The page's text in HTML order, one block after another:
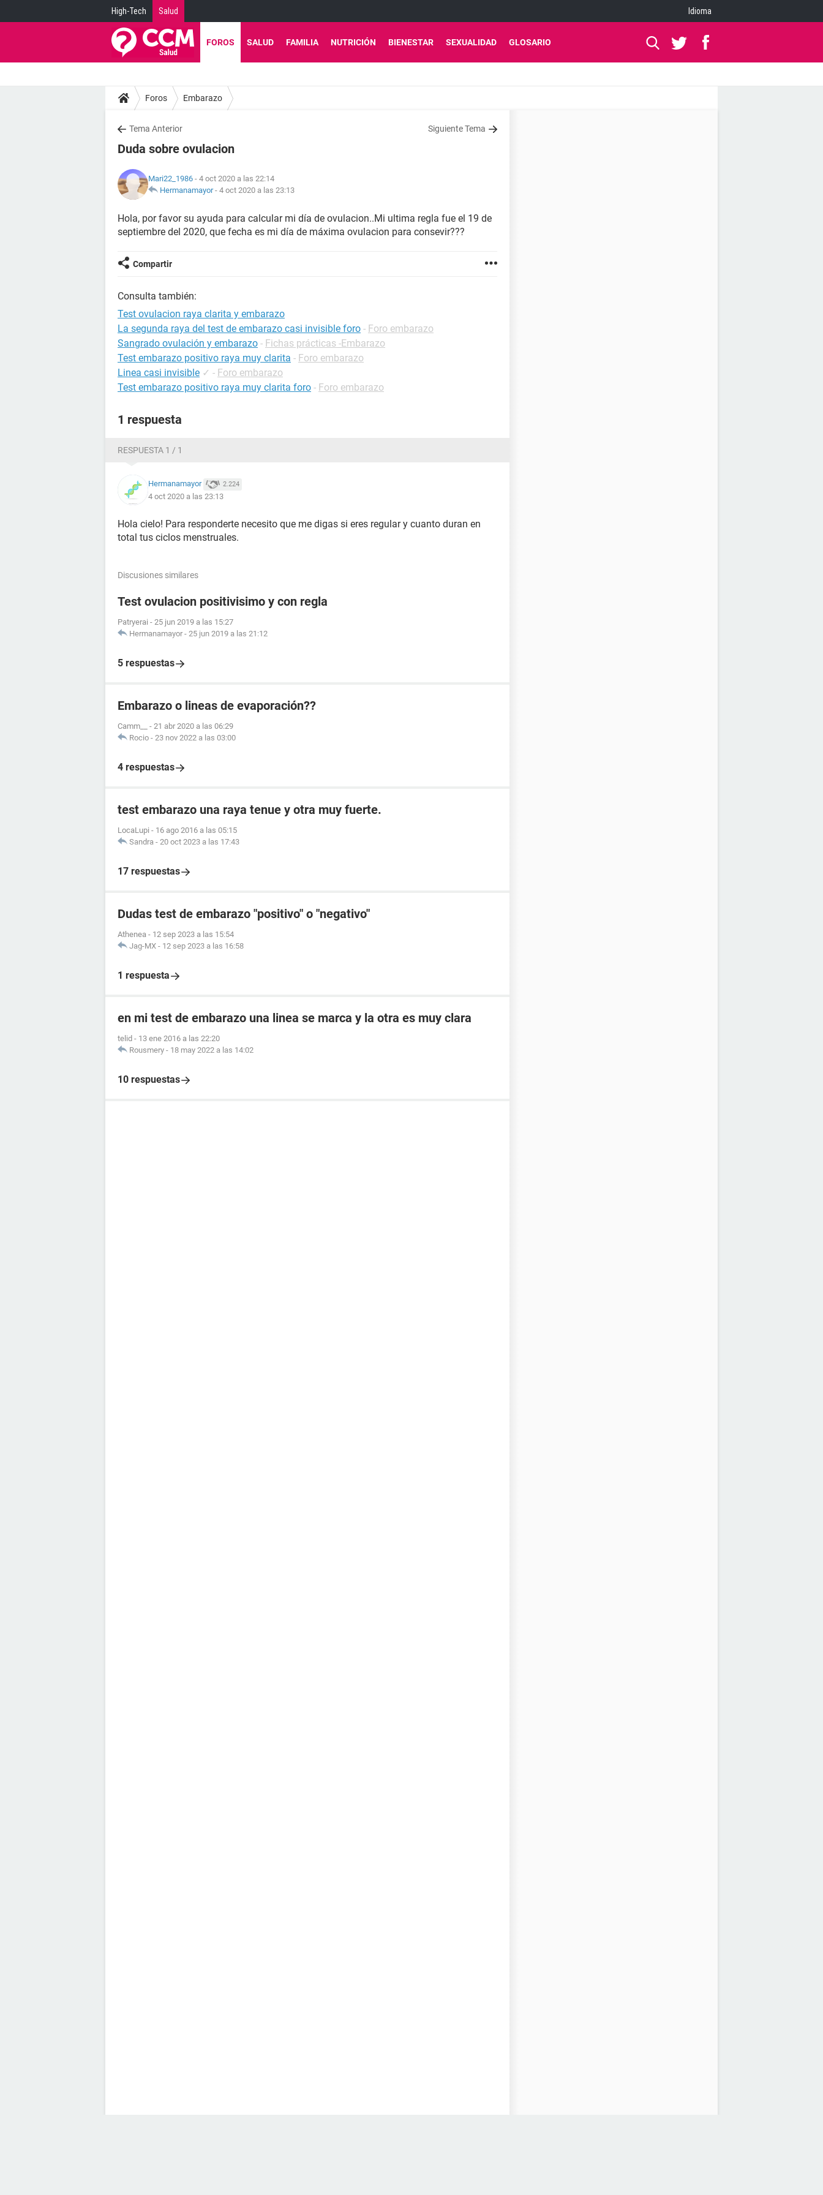
High-Tech Salud Idioma
FOROS SALUD FAMILIA NUTRICIÓN BIENESTAR SEXUALIDAD GLOSARIO
Foros Embarazo
Tema Anterior Siguiente Tema
Duda sobre ovulacion
Mari22_1986 - 4 oct 2020 a las 22:14
Hermanamayor- 4 oct 2020 a las 23:13
Hola, por favor su ayuda para calcular mi día de ovulacion..Mi ultima regla fue el 19 de
septiembre del 2020, que fecha es mi día de máxima ovulacion para consevir???
Compartir
Consulta también:
Test ovulacion raya clarita y embarazo
La segunda raya del test de embarazo casi invisible foro - Foro embarazo
Sangrado ovulación y embarazo - Fichas prácticas -Embarazo
Test embarazo positivo raya muy clarita - Foro embarazo
Linea casi invisible ✓ - Foro embarazo
Test embarazo positivo raya muy clarita foro - Foro embarazo
1 respuesta
RESPUESTA 1 / 1
Hermanamayor 2.224
4 oct 2020 a las 23:13
Hola cielo! Para responderte necesito que me digas si eres regular y cuanto duran en
total tus ciclos menstruales.
Discusiones similares
Test ovulacion positivisimo y con regla
Patryerai - 25 jun 2019 a las 15:27
Hermanamayor - 25 jun 2019 a las 21:12
5 respuestas
Embarazo o lineas de evaporación??
Camm__ - 21 abr 2020 a las 06:29
Rocio - 23 nov 2022 a las 03:00
4 respuestas
test embarazo una raya tenue y otra muy fuerte.
LocaLupi - 16 ago 2016 a las 05:15
Sandra - 20 oct 2023 a las 17:43
17 respuestas
Dudas test de embarazo "positivo" o "negativo"
Athenea - 12 sep 2023 a las 15:54
Jag-MX - 12 sep 2023 a las 16:58
1 respuesta
en mi test de embarazo una linea se marca y la otra es muy clara
telid - 13 ene 2016 a las 22:20
Rousmery - 18 may 2022 a las 14:02
10 respuestas